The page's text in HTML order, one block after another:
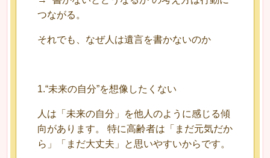
つながる。
それでも、なぜ人は遺言を書かないのか
1.“未来の自分”を想像したくない
人は「未来の自分」を他人のように感じる傾
向があります。 特に高齢者は「まだ元気だか
ら」「まだ大丈夫」と思いやすいからです。